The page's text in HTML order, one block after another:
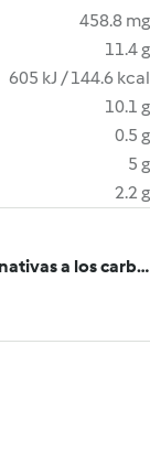
458.8 mg
11.4 g
605 kJ / 144.6 kcal
10.1 g
0.5 g
5 g
2.2 g
Bajo en carbohidratos & alternativas a los carbohidratos